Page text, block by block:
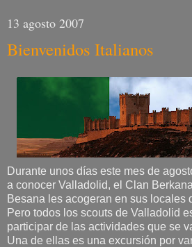
13 agosto 2007
Bienvenidos Italianos
Durante unos días este mes de
a conocer Valladolid, el Clan
Besana les acogeran en sus locales
Pero todos los scouts de Valladolid
participar de las actividades que se
Una de ellas es una excursión por